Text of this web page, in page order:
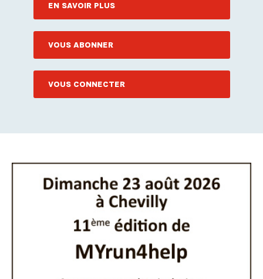
EN SAVOIR PLUS
VOUS ABONNER
VOUS CONNECTER